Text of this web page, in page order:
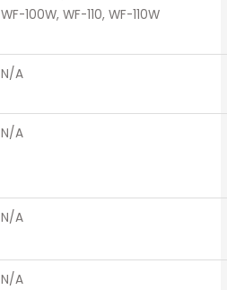
WF-100W, WF-110, WF-110W
N/A
N/A
N/A
N/A